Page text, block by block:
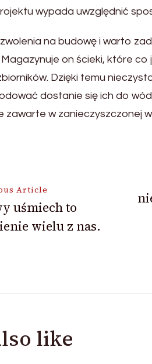
wypada uwzględnić
na budowę i warto
on ścieki, które
Dzięki temu
dostanie się ich do
w zanieczyszczonej
Article
uśmiech to
wielu z nas.
like